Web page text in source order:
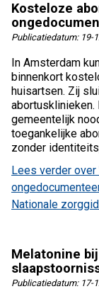
Kosteloze
Publicatiedatum: 19-
In Amsterdam
binnenkort
huisartsen. Zij
gemeentelijk
toegankelijke
zonder
Lees verder over
Nationale
Melatonine
Publicatiedatum: 17-